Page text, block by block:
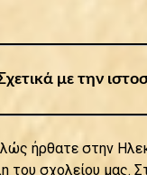
με την
ήρθατε στην
του σχολείου μας.